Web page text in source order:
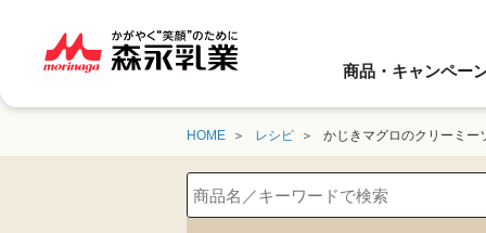
商品・キャンペー
HOME レシピ かじきマグロのクリーミー